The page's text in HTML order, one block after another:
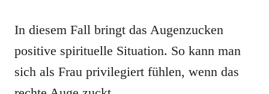
In diesem Fall bringt das Augenzucken
positive spirituelle Situation. So kann man
sich als Frau privilegiert fühlen, wenn das